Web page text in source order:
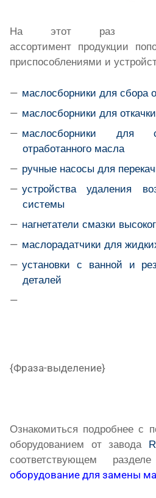
На этот раз
ассортимент продукции
приспособлениями и
маслосборники для сбора
маслосборники для
маслосборники для
отработанного масла
ручные насосы для
устройства удаления
системы
нагнетатели смазки
маслорадатчики для
установки с ванной и
деталей
{Фраза-выделение}
Ознакомиться подробнее с
оборудованием от завода
соответствующем
оборудование для замены